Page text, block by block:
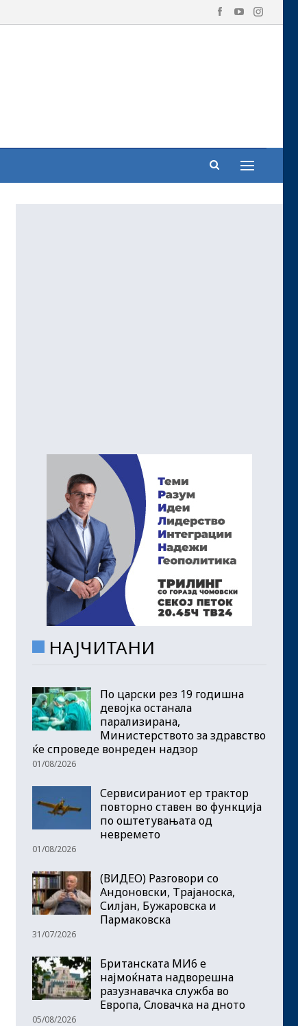
НАЈЧИТАНИ
По царски рез 19 годишна
девојка останала
парализирана,
Министерството за здравство
ќе спроведе вонреден надзор
01/08/2026
Сервисираниот ер трактор
повторно ставен во функција
по оштетувањата од
невремето
01/08/2026
(ВИДЕО) Разговори со
Андоновски, Трајаноска,
Силјан, Бужаровска и
Пармаковска
31/07/2026
Британската МИ6 е
најмоќната надворешна
разузнавачка служба во
Европа, Словачка на дното
05/08/2026